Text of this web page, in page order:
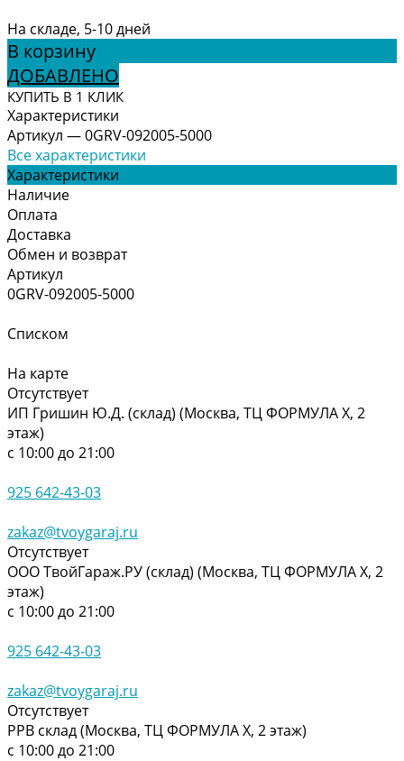
На складе, 5-10 дней
В корзину
ДОБАВЛЕНО
КУПИТЬ В 1 КЛИК
Характеристики
Артикул —0GRV-092005-5000
Все характеристики
Характеристики
Наличие
Оплата
Доставка
Обмен и возврат
Артикул
0GRV-092005-5000
Списком
На карте
Отсутствует
ИП Гришин Ю.Д. (склад) (Москва, ТЦ ФОРМУЛА Х, 2
этаж)
с 10:00 до 21:00
925 642-43-03
zakaz@tvoygaraj.ru
Отсутствует
ООО ТвойГараж.РУ (склад) (Москва, ТЦ ФОРМУЛА Х, 2
этаж)
с 10:00 до 21:00
925 642-43-03
zakaz@tvoygaraj.ru
Отсутствует
РРВ склад (Москва, ТЦ ФОРМУЛА Х, 2 этаж)
с 10:00 до 21:00